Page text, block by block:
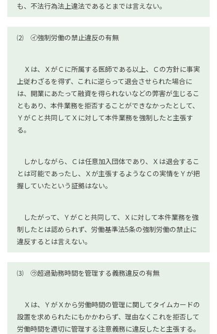
も、不法行為法上違法であるとまでは言えない。
⑵ ㋑強制労働の禁止違反の有無
Ｘは、ＸがＣに所属する医師である以上、Ｃの方針に事実
上従わざるを得ず、これに逆らって退会させられた場合に
は、開業にあたって融資を得られないなどの弊害が生じるこ
ともあり、本件業務を拒否することができなかったとして、
ＹがＣと共同してＸに対して本件業務を強制したと主張す
る。
しかしながら、Ｃは任意加入団体であり、Ｘは退会するこ
とは可能であったし、Ｘが主張するようなＣの実情をＹが把
握していたという証拠はない。
したがって、ＹがＣと共同して、Ｘに対して本件業務を強
制したとは認められず、労働基準法5条の強制労働の禁止に
違反するとは言えない。
⑶ ㋒超過勤務時間を管理する義務違反の有無
Ｘは、ＹがＸから労働時間の管理に関してタイムカードの
設置を求められたにもかかわらず、理由なくこれを拒否して
労働時間を適切に管理する注意義務に違反したと主張する。